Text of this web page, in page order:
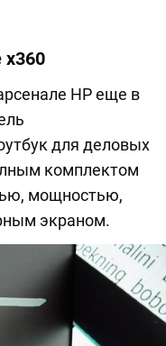
x360
HP еще в
для деловых
комплектом
мощностью,
экраном.